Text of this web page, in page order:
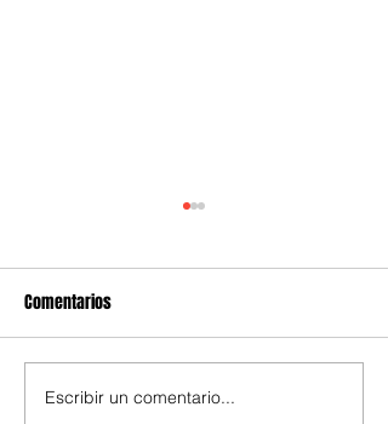
La Escuela Judicial Electoral
Comentarios
Escribir un comentario...